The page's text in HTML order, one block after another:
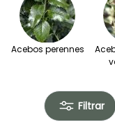
Acebos perennes
Filtrar